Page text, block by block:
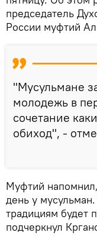
председатель
России муфтий
"Мусульмане
молодежь в
сочетание
обиход", -
Муфтий
день у
традициям будет
подчеркнул